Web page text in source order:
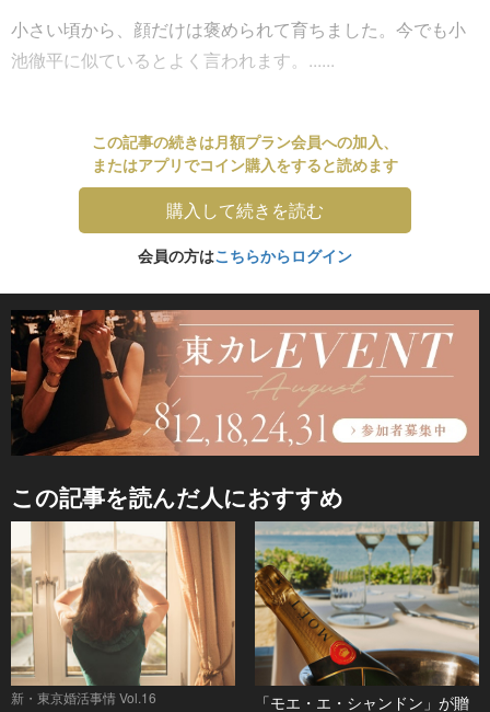
小さい頃から、顔だけは褒められて育ちました。今でも小
池徹平に似ているとよく言われます。......
この記事の続きは月額プラン会員への加入、
またはアプリでコイン購入をすると読めます
購入して続きを読む
会員の方はこちらからログイン
この記事を読んだ人におすすめ
新・東京婚活事情 Vol.16 「モエ・エ・シャンドン」が贈